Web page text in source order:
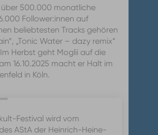
500.000 monatliche
Follower:innen auf
beliebtesten Tracks gehören
„Tonic Water – dazy remix“
Herbst geht Moglii auf die
16.10.2025 macht er Halt im
in Köln.
Festival wird vom
AStA der Heinrich-Heine-